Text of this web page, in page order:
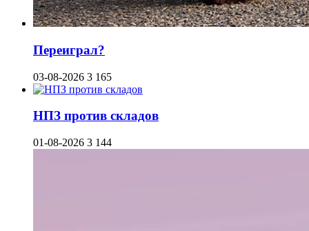
Переиграл?
03-08-2026 3 165
НПЗ против складов
01-08-2026 3 144